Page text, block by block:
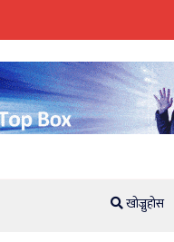
खोज्नुहोस